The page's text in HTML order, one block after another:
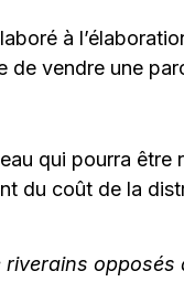
à
vendre une
qui pourra être
du coût de la
opposés